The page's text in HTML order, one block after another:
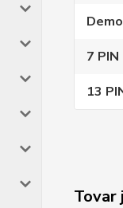
7
13
Tovar